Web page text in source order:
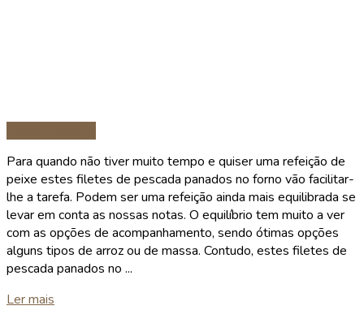
Para quando não tiver muito tempo e quiser uma refeição de
peixe estes filetes de pescada panados no forno vão facilitar-
lhe a tarefa. Podem ser uma refeição ainda mais equilibrada se
levar em conta as nossas notas. O equilíbrio tem muito a ver
com as opções de acompanhamento, sendo ótimas opções
alguns tipos de arroz ou de massa. Contudo, estes filetes de
pescada panados no ...
Ler mais